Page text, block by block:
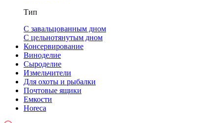
Тип
С завальцованным дном
С цельнотянутым дном
Консервирование
Виноделие
Сыроделие
Измельчители
Для охоты и рыбалки
Почтовые ящики
Емкости
Horeca